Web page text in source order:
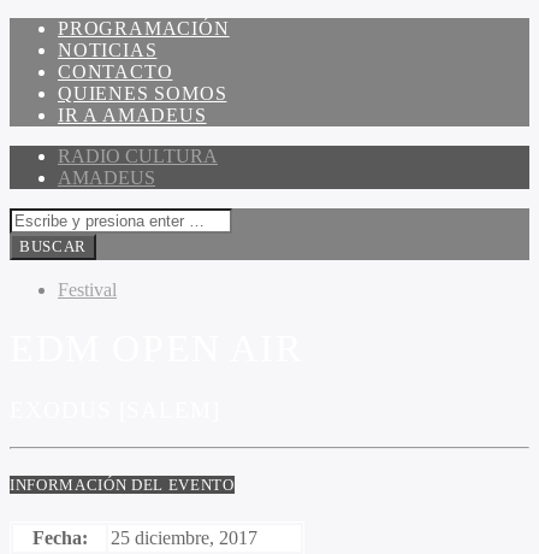
PROGRAMACIÓN
NOTICIAS
CONTACTO
QUIENES SOMOS
IR A AMADEUS
RADIO CULTURA
AMADEUS
Festival
INFORMACIÓN DEL EVENTO
Fecha:
25 diciembre, 2017